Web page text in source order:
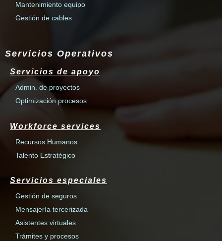
Mantenimiento equipo
Gestión de cables
Servicios Operativos
Servicios de apoyo
Admin. de proyectos
Optimización procesos
Workforce services
Recursos Humanos
Talento Estratégico
Servicios especiales
Gestión de seguros
Mensajería tercerizada
Asistentes virtuales
Trámites y procesos